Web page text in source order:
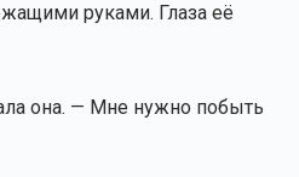
руками. Глаза её
она. — Мне нужно побыть